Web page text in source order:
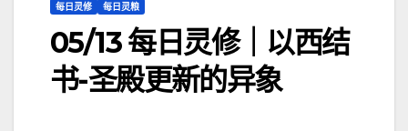
每日灵修 每日灵粮
05/13 每日灵修｜以西结
书-圣殿更新的异象